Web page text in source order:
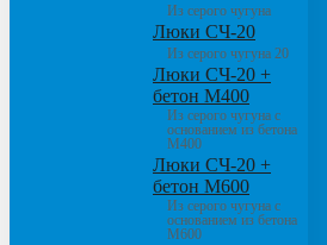
Из серого чугуна
Люки СЧ-20
Из серого чугуна 20
Люки СЧ-20 +
бетон М400
Из серого чугуна с
основанием из бетона
М400
Люки СЧ-20 +
бетон М600
Из серого чугуна с
основанием из бетона
М600